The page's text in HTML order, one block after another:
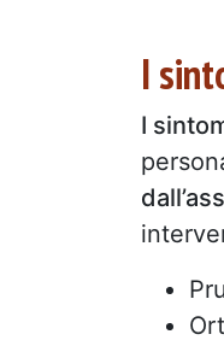
I
I